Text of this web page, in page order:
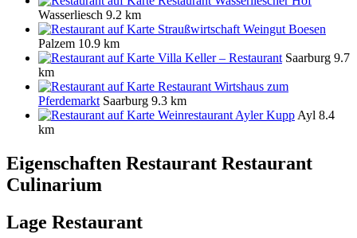
Wasserliesch 9.2 km
Straußwirtschaft Weingut Boesen
Palzem 10.9 km
Villa Keller – Restaurant Saarburg 9.7
km
Restaurant Wirtshaus zum
Pferdemarkt Saarburg 9.3 km
Weinrestaurant Ayler Kupp Ayl 8.4
km
Eigenschaften Restaurant Restaurant
Culinarium
Lage Restaurant